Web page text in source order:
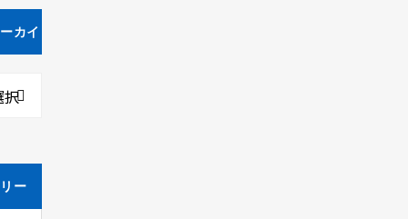
カイ
択
ー